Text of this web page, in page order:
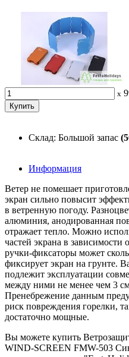
x
Склад: Большой запас
Информация
Ветер не помешает
экран сильно повысит
в ветренную погоду.
алюминия, анодированная
отражает тепло. Можно
частей экрана в зависимости
ручки-фиксаторы может
фиксирует экран на грунте.
подлежит эксплуатации
между ними не менее чем 3
Пренебрежение данным
риск повреждения горелки,
достаточно мощные.
Вы можете купить
WIND-SCREEN FMW-503